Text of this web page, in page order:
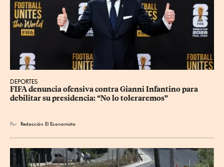
DEPORTES
FIFA denuncia ofensiva contra Gianni Infantino para
debilitar su presidencia: “No lo toleraremos”
Por Redacción El Economista